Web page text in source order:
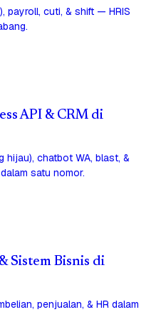
payroll, cuti, & shift — HRIS
API & CRM di
hijau), chatbot WA, blast, &
satu nomor.
Sistem Bisnis di
penjualan, & HR dalam